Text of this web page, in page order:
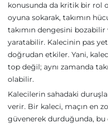
konusunda da kritik bir rol
oyuna sokarak, takımın
takımın dengesini
yaratabilir. Kalecinin pas
doğrudan etkiler. Yani,
top değil; aynı zamanda
olabilir.
Kalecilerin sahadaki
verir. Bir kaleci, maçın en
güvenerek durduğunda,